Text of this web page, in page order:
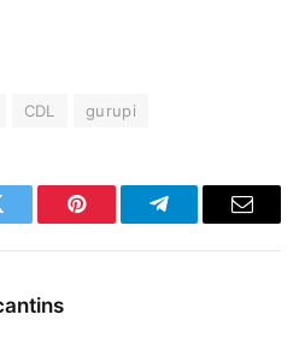
CDL gurupi
Pinterest TelegramaE-